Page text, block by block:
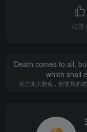
点赞
Death comes to all,
which shall
死亡无人能免，但非凡的